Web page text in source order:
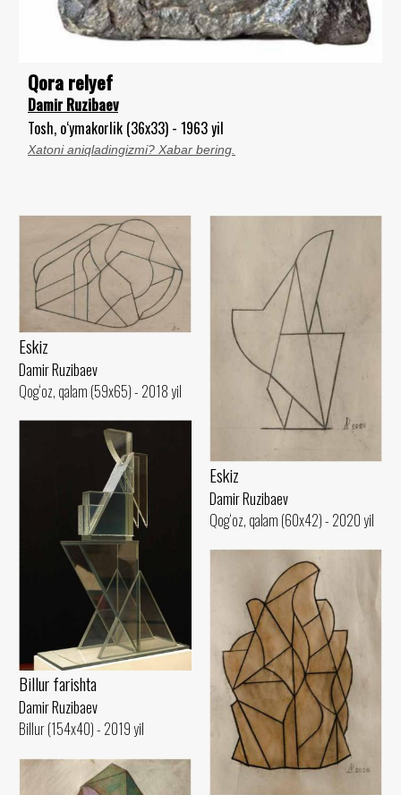
Qora relyef
Damir Ruzibaev
Tosh, o‘ymakorlik (36x33) - 1963 yil
Xatoni aniqladingizmi? Xabar bering.
Eskiz
Damir Ruzibaev
Qog‘oz, qalam (59x65) - 2018 yil
Eskiz
Damir Ruzibaev
Qog‘oz, qalam (60x42) - 2020 yil
Billur farishta
Damir Ruzibaev
Billur (154x40) - 2019 yil